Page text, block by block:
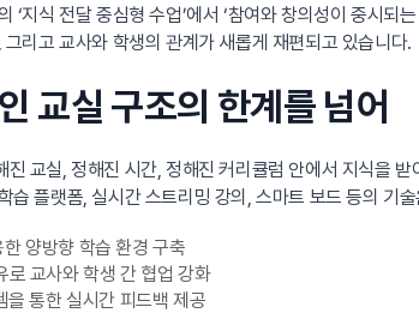
‘지식 전달 중심형 수업’에서 ‘참여와 창의성이 중시
리고 교사와 학생의 관계가 새롭게 재편되고 있습니다.
교실 구조의 한계를 넘어
진 교실, 정해진 시간, 정해진 커리큘럼 안에서 지식을
습 플랫폼, 실시간 스트리밍 강의, 스마트 보드 등의 기
양방향 학습 환경 구축
로 교사와 학생 간 협업 강화
을 통한 실시간 피드백 제공